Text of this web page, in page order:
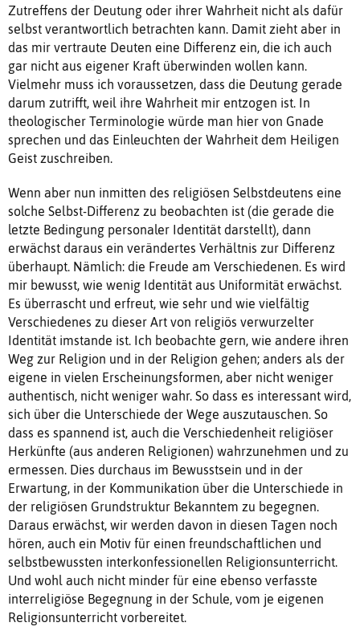
Zutreffens der Deutung oder ihrer Wahrheit nicht als dafür
selbst verantwortlich betrachten kann. Damit zieht aber in
das mir vertraute Deuten eine Differenz ein, die ich auch
gar nicht aus eigener Kraft überwinden wollen kann.
Vielmehr muss ich voraussetzen, dass die Deutung gerade
darum zutrifft, weil ihre Wahrheit mir entzogen ist. In
theologischer Terminologie würde man hier von Gnade
sprechen und das Einleuchten der Wahrheit dem Heiligen
Geist zuschreiben.
Wenn aber nun inmitten des religiösen Selbstdeutens eine
solche Selbst-Differenz zu beobachten ist (die gerade die
letzte Bedingung personaler Identität darstellt), dann
erwächst daraus ein verändertes Verhältnis zur Differenz
überhaupt. Nämlich: die Freude am Verschiedenen. Es wird
mir bewusst, wie wenig Identität aus Uniformität erwächst.
Es überrascht und erfreut, wie sehr und wie vielfältig
Verschiedenes zu dieser Art von religiös verwurzelter
Identität imstande ist. Ich beobachte gern, wie andere ihren
Weg zur Religion und in der Religion gehen; anders als der
eigene in vielen Erscheinungsformen, aber nicht weniger
authentisch, nicht weniger wahr. So dass es interessant wird,
sich über die Unterschiede der Wege auszutauschen. So
dass es spannend ist, auch die Verschiedenheit religiöser
Herkünfte (aus anderen Religionen) wahrzunehmen und zu
ermessen. Dies durchaus im Bewusstsein und in der
Erwartung, in der Kommunikation über die Unterschiede in
der religiösen Grundstruktur Bekanntem zu begegnen.
Daraus erwächst, wir werden davon in diesen Tagen noch
hören, auch ein Motiv für einen freundschaftlichen und
selbstbewussten interkonfessionellen Religionsunterricht.
Und wohl auch nicht minder für eine ebenso verfasste
interreligiöse Begegnung in der Schule, vom je eigenen
Religionsunterricht vorbereitet.